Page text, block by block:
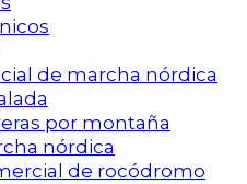
de marcha nórdica
por montaña
nórdica
de rocódromo